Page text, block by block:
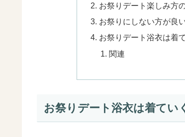
お祭りデート楽しみ方
お祭りにしない方が良
お祭りデート浴衣は着
関連
お祭りデート浴衣は着てい